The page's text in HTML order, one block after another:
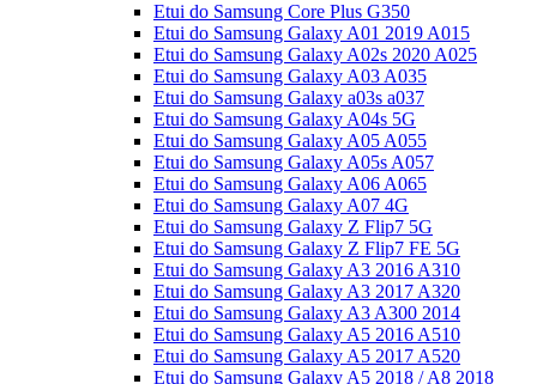
Etui do Samsung Core Plus G350
Etui do Samsung Galaxy A01 2019 A015
Etui do Samsung Galaxy A02s 2020 A025
Etui do Samsung Galaxy A03 A035
Etui do Samsung Galaxy a03s a037
Etui do Samsung Galaxy A04s 5G
Etui do Samsung Galaxy A05 A055
Etui do Samsung Galaxy A05s A057
Etui do Samsung Galaxy A06 A065
Etui do Samsung Galaxy A07 4G
Etui do Samsung Galaxy Z Flip7 5G
Etui do Samsung Galaxy Z Flip7 FE 5G
Etui do Samsung Galaxy A3 2016 A310
Etui do Samsung Galaxy A3 2017 A320
Etui do Samsung Galaxy A3 A300 2014
Etui do Samsung Galaxy A5 2016 A510
Etui do Samsung Galaxy A5 2017 A520
Etui do Samsung Galaxy A5 2018 / A8 2018